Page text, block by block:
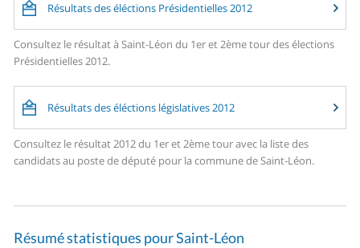
Résultats des éléctions Présidentielles 2012
Consultez le résultat à Saint-Léon du 1er et 2ème tour des élections
Présidentielles 2012.
Résultats des éléctions législatives 2012
Consultez le résultat 2012 du 1er et 2ème tour avec la liste des
candidats au poste de député pour la commune de Saint-Léon.
Résumé statistiques pour Saint-Léon